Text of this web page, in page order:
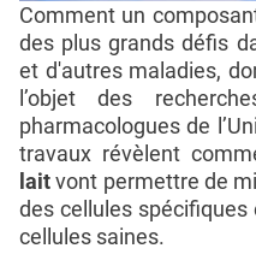
Comment un
des plus grands défis
et d'autres maladies,
l’objet des
pharmacologues de
travaux révèlent
laitvont permettre de
des cellules
cellules saines.